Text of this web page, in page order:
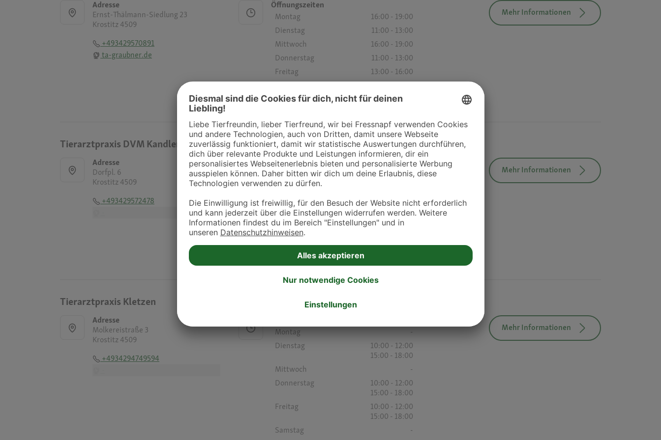
Adresse
Ernst-Thälmann-Siedlung 23
Krostitz 4509
+493429570891
ta-graubner.de
Öffnungszeiten
Montag
16:00 - 19:00
Dienstag
11:00 - 13:00
Mittwoch
16:00 - 19:00
Donnerstag
11:00 - 13:00
Freitag
13:00 - 16:00
Sonntag
Mehr Informationen
Tierarztpraxis DVM Kandler
Adresse
Dorfpl. 6
Krostitz 4509
+493429572478
Öffnungszeiten
Montag
15:00 - 17:00
Dienstag
Mittwoch
10:00 - 12:00
Donnerstag
15:00 - 17:00
Freitag
15:00 - 17:00
Samstag
-
Sonntag
Mehr Informationen
Tierarztpraxis Kletzen
Adresse
Molkereistraße 3
Krostitz 4509
+4934294749594
Montag
-
Dienstag
10:00 - 12:00
15:00 - 18:00
Mittwoch
-
Donnerstag
10:00 - 12:00
15:00 - 18:00
Freitag
10:00 - 12:00
15:00 - 18:00
Samstag
-
Mehr Informationen